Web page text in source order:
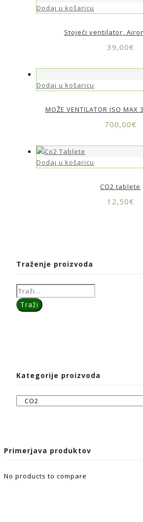
Dodaj u košaricu
Stojeći ventilator,
39,00€
Dodaj u košaricu
MOŽE VENTILATOR ISO
700,00€
Dodaj u košaricu
CO2 tablete
12,50€
Traženje proizvoda
Kategorije proizvoda
Primerjava produktov
No products to compare